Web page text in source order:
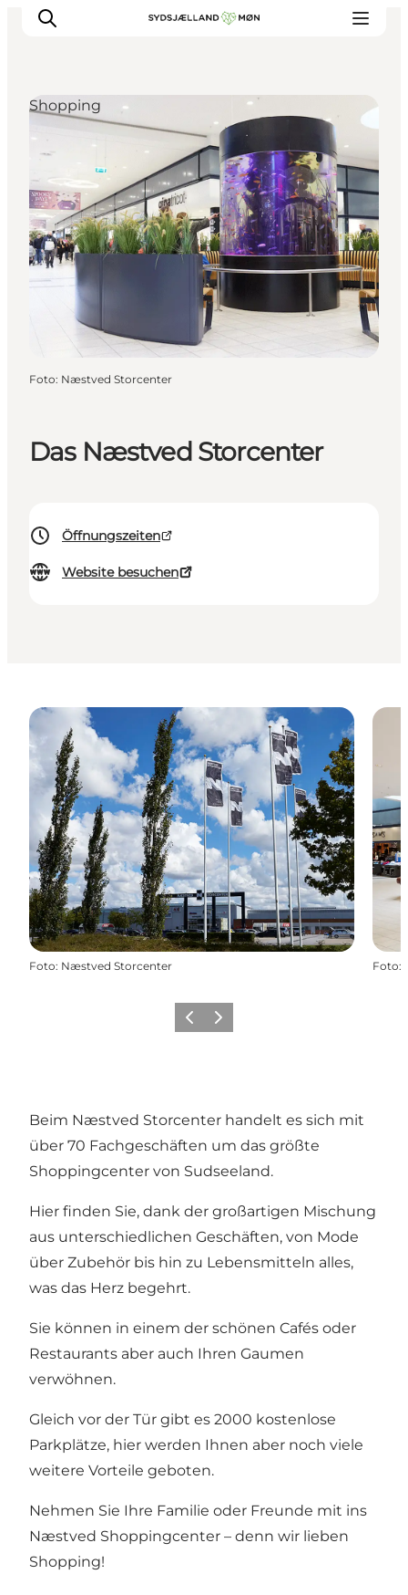
Erleben
Städte und Orte
Events
Essen
Unterkunft
Reise planen
Das Næstved Storcenter
Öffnungszeiten
Website besuchen
Shopping
Foto: Næstved Storcenter
Foto: Næstved Storcenter Foto:
ZurückWeiter
Beim Næstved Storcenter handelt es sich mit
über 70 Fachgeschäften um das größte
Shoppingcenter von Sudseeland.
Hier finden Sie, dank der großartigen Mischung
aus unterschiedlichen Geschäften, von Mode
über Zubehör bis hin zu Lebensmitteln alles,
was das Herz begehrt.
Sie können in einem der schönen Cafés oder
Restaurants aber auch Ihren Gaumen
verwöhnen.
Gleich vor der Tür gibt es 2000 kostenlose
Parkplätze, hier werden Ihnen aber noch viele
weitere Vorteile geboten.
Nehmen Sie Ihre Familie oder Freunde mit ins
Næstved Shoppingcenter – denn wir lieben
Shopping!